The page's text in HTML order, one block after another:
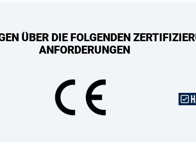
ÜBER DIE FOLGENDEN
ANFORDERUNGEN